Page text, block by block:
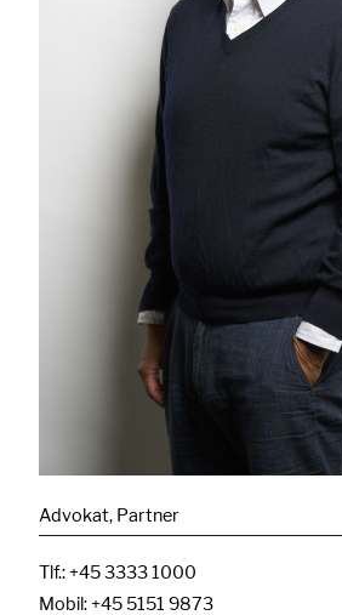
Advokat, Partner
Tlf.: +45 3333 1000
Mobil: +45 5151 9873